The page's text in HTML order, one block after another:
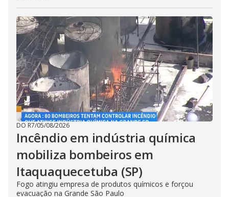
DO R7/05/08/2026
Incêndio em indústria química
mobiliza bombeiros em
Itaquaquecetuba (SP)
Fogo atingiu empresa de produtos químicos e forçou
evacuação na Grande São Paulo